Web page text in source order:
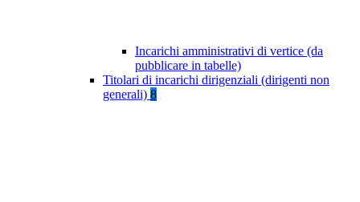
Incarichi amministrativi di vertice (da
pubblicare in tabelle)
Titolari di incarichi dirigenziali (dirigenti non
generali) 8